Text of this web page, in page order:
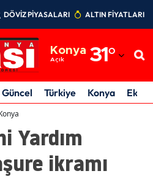
DÖVİZ PİYASALARI ALTIN FİYATLARI
Konya
Açık 31°
Adıyaman
Afyonkarahisar
Amasya
Ankara
Güncel Türkiye Konya
Yardım
ikramı